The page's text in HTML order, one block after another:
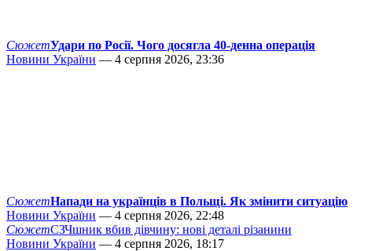
СюжетУдари по Росії. Чого досягла 40-денна операція
Новини України — 4 серпня 2026, 23:36
СюжетНапади на українців в Польщі. Як змінити ситуацію
Новини України — 4 серпня 2026, 22:48
СюжетСЗЧшник вбив дівчину: нові деталі різанини
Новини України — 4 серпня 2026, 18:17